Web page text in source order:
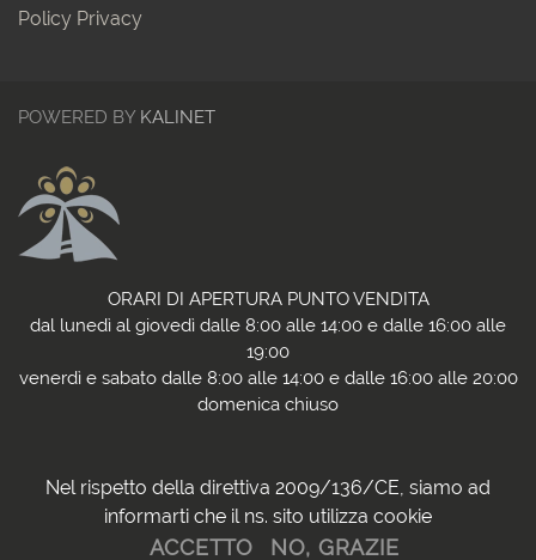
Nel rispetto della direttiva 2009/136/CE, siamo ad
informarti che il ns. sito utilizza cookie
ACCETTO NO, GRAZIE
Policy Privacy
POWERED BY KALINET
ORARI DI APERTURA PUNTO VENDITA
dal lunedì al giovedì dalle 8:00 alle 14:00 e dalle 16:00 alle
19:00
venerdì e sabato dalle 8:00 alle 14:00 e dalle 16:00 alle 20:00
domenica chiuso